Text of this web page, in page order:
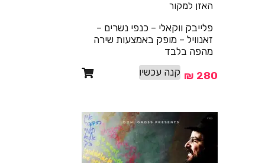
האזן למקור
פלייבק ווקאלי – כנפי נשרים –
זאנוויל – מופק באמצעות שירה
מהפה בלבד
₪ 280 קנה עכשיו